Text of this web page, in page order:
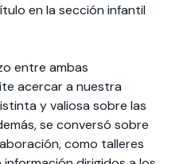
en la sección infantil
entre ambas
acercar a nuestra
y valiosa sobre las
se conversó sobre
como talleres